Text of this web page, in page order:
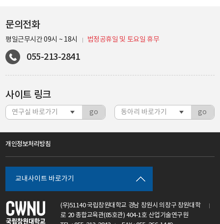
문의전화
평일근무시간 09시 ~ 18시 법정공휴일 및 토요일 휴무
055-213-2841
사이트 링크
go go
개인정보처리방침
교내사이트 바로가기
(우)51140 국립창원대학교 경남 창원시 의창구 창원대학
로 20 종합교육관(85호관) 404-1호 산업기술연구원